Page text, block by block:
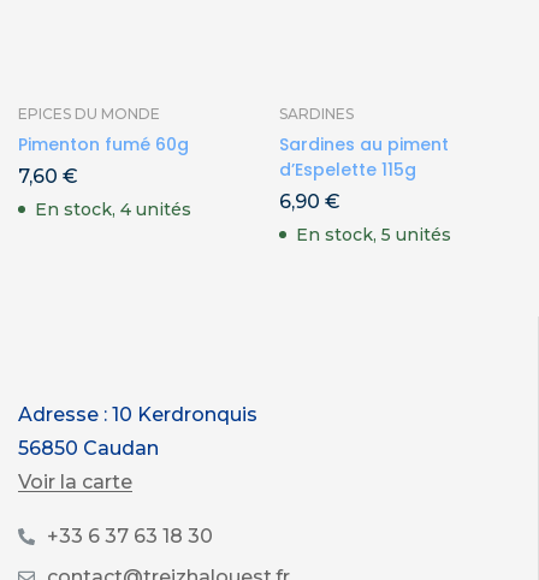
EPICES DU MONDE
Pimenton fumé 60g
7,60 €
En stock, 4 unités
SARDINES
Sardines au piment
d’Espelette 115g
6,90 €
En stock, 5 unités
Adresse : 10 Kerdronquis
56850 Caudan
Voir la carte
+33 6 37 63 18 30